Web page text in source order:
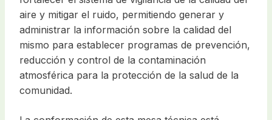
aire y mitigar el ruido, permitiendo generar y
administrar la información sobre la calidad del
mismo para establecer programas de prevención,
reducción y control de la contaminación
atmosférica para la protección de la salud de la
comunidad.